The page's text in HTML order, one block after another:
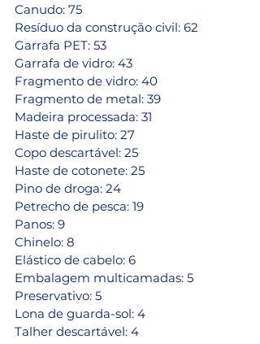
Canudo: 75
Resíduo da construção civil: 62
Garrafa PET: 53
Garrafa de vidro: 43
Fragmento de vidro: 40
Fragmento de metal: 39
Madeira processada: 31
Haste de pirulito: 27
Copo descartável: 25
Haste de cotonete: 25
Pino de droga: 24
Petrecho de pesca: 19
Panos: 9
Chinelo: 8
Elástico de cabelo: 6
Embalagem multicamadas: 5
Preservativo: 5
Lona de guarda-sol: 4
Talher descartável: 4